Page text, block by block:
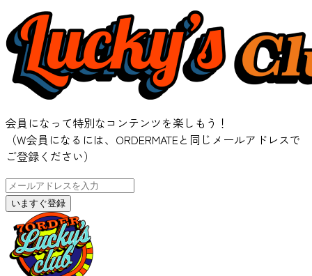
会員になって特別なコンテンツを楽しもう！
（W会員になるには、ORDERMATEと同じメールアドレスで
ご登録ください）
いますぐ登録